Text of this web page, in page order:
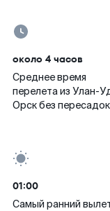
около 4 часов
Среднее время
перелета из Улан-
Орск без пересадок
01:00
Самый ранний